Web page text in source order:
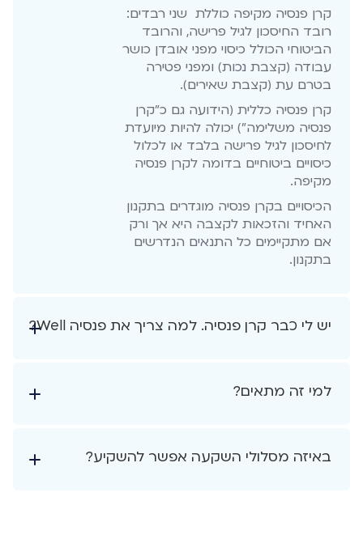
קרן פנסיה מקיפה כוללת שני רבדים:
רובד החיסכון לגיל פרישה, והרובד
הביטוחי הכולל כיסוי מפני אובדן כושר
עבודה (קצבת נכות) ומפני פטירה
בטרם עת (קצבת שאירים).
קרן פנסיה כללית (הידועה גם כ"קרן
פנסיה משלימה") יכולה להיות מיועדת
לחיסכון לגיל פרישה בלבד או לכלול
כיסויים ביטוחיים בדומה לקרן פנסיה
מקיפה.
הכיסויים בקרן פנסיה מוגדרים בתקנון
האחיד והזכאות לקצבה היא אך ורק
אם מתקיימים כל התנאים הנדרשים
בתקנון.
יש לי כבר קרן פנסיה. למה צריך את פנסיה Well?
למי זה מתאים?
באיזה מסלולי השקעה אפשר להשקיע?